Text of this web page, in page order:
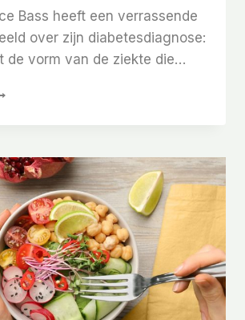
Bass heeft een verrassende
over zijn diabetesdiagnose:
de vorm van de ziekte die…